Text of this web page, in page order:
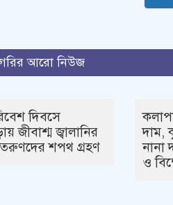
আরো নিউজ
দিবসে
জীবাশ্ম জ্বালানির
তরুণদের শপথ গ্রহণ
দাম,
নানা
ও